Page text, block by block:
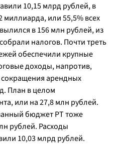
10,15 млрд рублей, в
миллиарда, или 55,5% всех
в 156 млн рублей, из
налогов. Почти треть
обеспечили крупные
доходы, напротив,
сокращения арендных
План в целом
или на 27,8 млн рублей.
бюджет РТ тоже
рублей. Расходы
10,03 млрд рублей.